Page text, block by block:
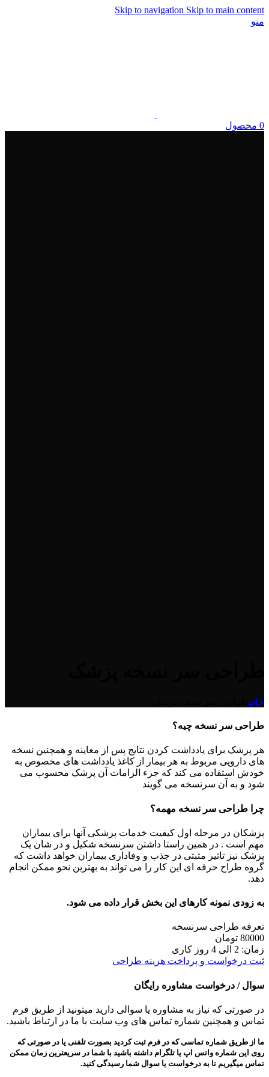
Skip to navigation Skip to main content
منو
0 محصول
خانه
طراحی سر نسخه چیه؟
هر پزشک برای یادداشت کردن نتایج پس از معاینه و همچنین نسخه
های دارویی مربوط به هر بیمار از کاغذ یادداشت های مخصوص به
خودش استفاده می کند که جزء الزامات آن پزشک محسوب می
شود و به آن سرنسخه می گویند
چرا طراحی سر نسخه مهمه؟
پزشکان در مرحله اول کیفیت خدمات پزشکی آنها برای بیماران
مهم است . در همین راستا داشتن سرنسخه شکیل و در شان یک
پزشک نیز تاثیر مثبتی در جذب و وفاداری بیماران خواهد داشت که
گروه طراح حرفه ای این کار را می تواند به بهترین نحو ممکن انجام
دهد.
به زودی نمونه کارهای این بخش قرار داده می شود.
تعرفه طراحی سرنسخه
80000 تومان
زمان: 2 الی 4 روز کاری
ثبت درخواست و پرداخت هزینه طراحی
سوال / درخواست مشاوره رایگان
در صورتی که نیاز به مشاوره یا سوالی دارید میتونید از طریق فرم
تماس و همچنین شماره تماس های وب سایت با ما در ارتباط باشید.
ما از طریق شماره تماسی که در فرم ثبت کردید بصورت تلفنی یا در صورتی که
روی این شماره واتس اپ یا تلگرام داشته باشید با شما در سریعترین زمان ممکن
تماس میگیریم تا به درخواست یا سوال شما رسیدگی کنید.